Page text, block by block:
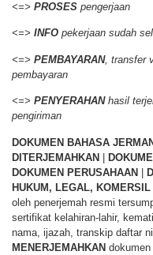
<=> PROSES pengerjaan
<=> INFO pekerjaan sudah
<=> PEMBAYARAN, transfer
pembayaran
<=> PENYERAHANhasil
pengiriman
DOKUMEN BAHASA
DITERJEMAHKAN |
DOKUMEN PERUSAHAAN |
HUKUM, LEGAL, KOMERSIL
oleh penerjemah resmi
sertifikat kelahiran-lahir,
nama, ijazah, transkip daftar
MENERJEMAHKAN dokumen